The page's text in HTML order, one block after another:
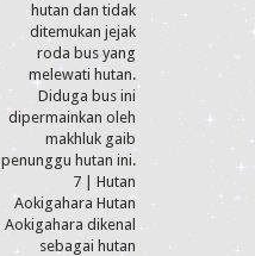
hutan dan tidak
ditemukan jejak
roda bus yang
melewati hutan.
Diduga bus ini
dipermainkan oleh
makhluk gaib
penunggu hutan ini.
7 | Hutan
Aokigahara Hutan
Aokigahara dikenal
sebagai hutan